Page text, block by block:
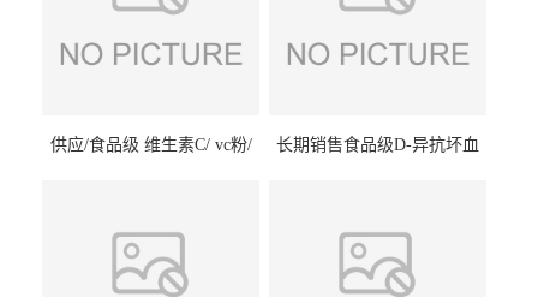
供应/食品级 维生素C/ vc粉/
长期销售食品级D-异抗坏血